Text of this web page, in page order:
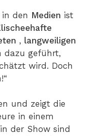
den Medien ist
, langweiligen
dazu geführt,
wird. Doch
und zeigt die
in einem
der Show sind